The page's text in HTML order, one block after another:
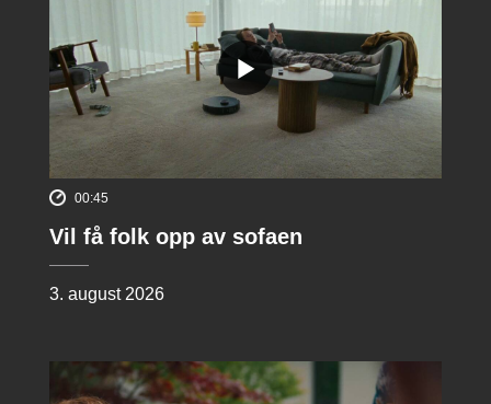
00:45
Vil få folk opp av sofaen
3. august 2026